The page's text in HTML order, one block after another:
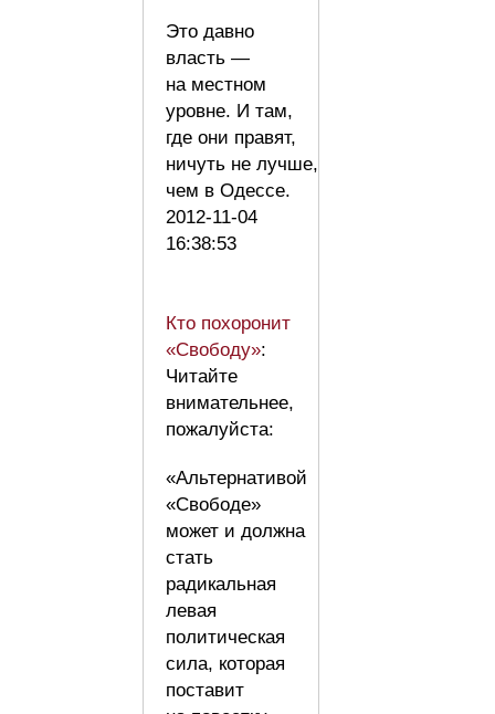
Это давно
власть —
на местном
уровне. И там,
где они правят,
ничуть не лучше,
чем в Одессе.
2012-11-04
16:38:53
Кто похоронит
«Свободу»:
Читайте
внимательнее,
пожалуйста:
«Альтернативой
«Свободе»
может и должна
стать
радикальная
левая
политическая
сила, которая
поставит